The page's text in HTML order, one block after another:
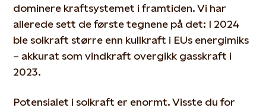
dominere kraftsystemet i framtiden. Vi har
allerede sett de første tegnene på det: I 2024
ble solkraft større enn kullkraft i EUs energimiks
– akkurat som vindkraft overgikk gasskraft i
2023.
Potensialet i solkraft er enormt. Visste du for